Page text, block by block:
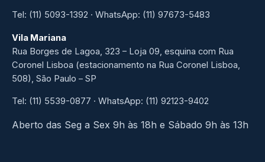
Tel: (11) 5093-1392 · WhatsApp: (11) 97673-5483
Vila Mariana
Rua Borges de Lagoa, 323 – Loja 09, esquina com Rua
Coronel Lisboa (estacionamento na Rua Coronel Lisboa,
508), São Paulo – SP
Tel: (11) 5539-0877 · WhatsApp: (11) 92123-9402
Aberto das Seg a Sex 9h às 18h e Sábado 9h às 13h